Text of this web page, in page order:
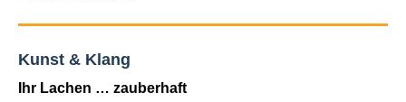
Kunst & Klang
Ihr Lachen … zauberhaft